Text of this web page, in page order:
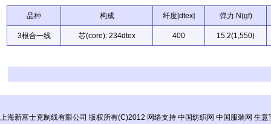
品种 构成 纤度[dtex] 弹力 N(gf)
3根合一线 芯(core): 234dtex 400 15.2(1,550)
上海新富士克制线有限公司 版权所有(C)2012 网络支持 中国纺织网 中国服装网 生意